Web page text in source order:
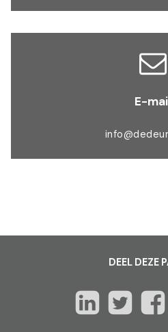
E-
DEEL DEZE